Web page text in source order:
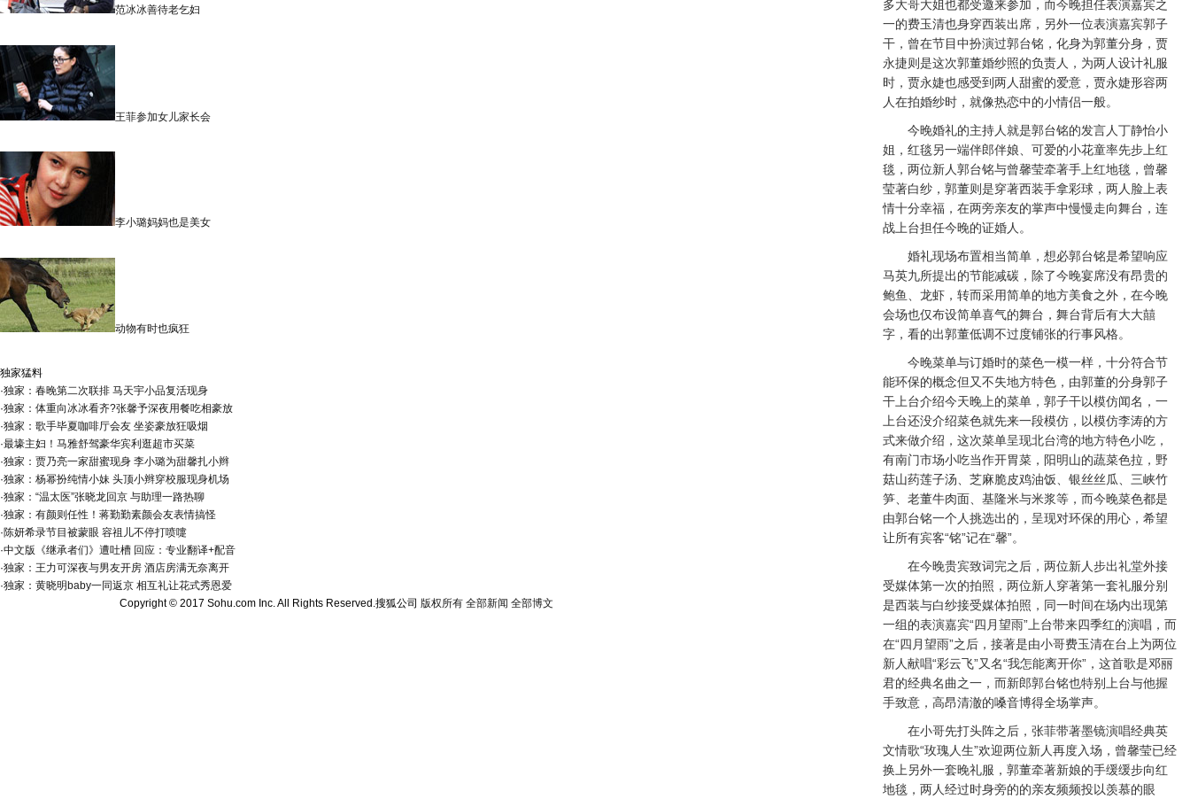
多大哥大姐也都受邀来参加，而今晚担任表演嘉宾之
一的费玉清也身穿西装出席，另外一位表演嘉宾郭子
干，曾在节目中扮演过郭台铭，化身为郭董分身，贾
永捷则是这次郭董婚纱照的负责人，为两人设计礼服
时，贾永婕也感受到两人甜蜜的爱意，贾永婕形容两
人在拍婚纱时，就像热恋中的小情侣一般。
今晚婚礼的主持人就是郭台铭的发言人丁静怡小
姐，红毯另一端伴郎伴娘、可爱的小花童率先步上红
毯，两位新人郭台铭与曾馨莹牵著手上红地毯，曾馨
莹著白纱，郭董则是穿著西装手拿彩球，两人脸上表
情十分幸福，在两旁亲友的掌声中慢慢走向舞台，连
战上台担任今晚的证婚人。
婚礼现场布置相当简单，想必郭台铭是希望响应
马英九所提出的节能减碳，除了今晚宴席没有昂贵的
鲍鱼、龙虾，转而采用简单的地方美食之外，在今晚
会场也仅布设简单喜气的舞台，舞台背后有大大囍
字，看的出郭董低调不过度铺张的行事风格。
今晚菜单与订婚时的菜色一模一样，十分符合节
能环保的概念但又不失地方特色，由郭董的分身郭子
干上台介绍今天晚上的菜单，郭子干以模仿闻名，一
上台还没介绍菜色就先来一段模仿，以模仿李涛的方
式来做介绍，这次菜单呈现北台湾的地方特色小吃，
有南门市场小吃当作开胃菜，阳明山的蔬菜色拉，野
菇山药莲子汤、芝麻脆皮鸡油饭、银丝丝瓜、三峡竹
笋、老董牛肉面、基隆米与米浆等，而今晚菜色都是
由郭台铭一个人挑选出的，呈现对环保的用心，希望
让所有宾客“铭”记在“馨”。
在今晚贵宾致词完之后，两位新人步出礼堂外接
受媒体第一次的拍照，两位新人穿著第一套礼服分别
是西装与白纱接受媒体拍照，同一时间在场内出现第
一组的表演嘉宾“四月望雨”上台带来四季红的演唱，而
在“四月望雨”之后，接著是由小哥费玉清在台上为两位
新人献唱“彩云飞”又名“我怎能离开你”，这首歌是邓丽
君的经典名曲之一，而新郎郭台铭也特别上台与他握
手致意，高昂清澈的嗓音博得全场掌声。
在小哥先打头阵之后，张菲带著墨镜演唱经典英
文情歌“玫瑰人生”欢迎两位新人再度入场，曾馨莹已经
换上另外一套晚礼服，郭董牵著新娘的手缓缓步向红
地毯，两人经过时身旁的的亲友频频投以羡慕的眼
范冰冰善待老乞妇
王菲参加女儿家长会
李小璐妈妈也是美女
动物有时也疯狂
独家猛料
·独家：春晚第二次联排 马天宇小品复活现身
·独家：体重向冰冰看齐?张馨予深夜用餐吃相豪放
·独家：歌手毕夏咖啡厅会友 坐姿豪放狂吸烟
·最壕主妇！马雅舒驾豪华宾利逛超市买菜
·独家：贾乃亮一家甜蜜现身 李小璐为甜馨扎小辫
·独家：杨幂扮纯情小妹 头顶小辫穿校服现身机场
·独家：“温太医”张晓龙回京 与助理一路热聊
·独家：有颜则任性！蒋勤勤素颜会友表情搞怪
·陈妍希录节目被蒙眼 容祖儿不停打喷嚏
·中文版《继承者们》遭吐槽 回应：专业翻译+配音
·独家：王力可深夜与男友开房 酒店房满无奈离开
·独家：黄晓明baby一同返京 相互礼让花式秀恩爱
Copyright © 2017 Sohu.com Inc. All Rights Reserved.搜狐公司 版权所有 全部新闻 全部博文